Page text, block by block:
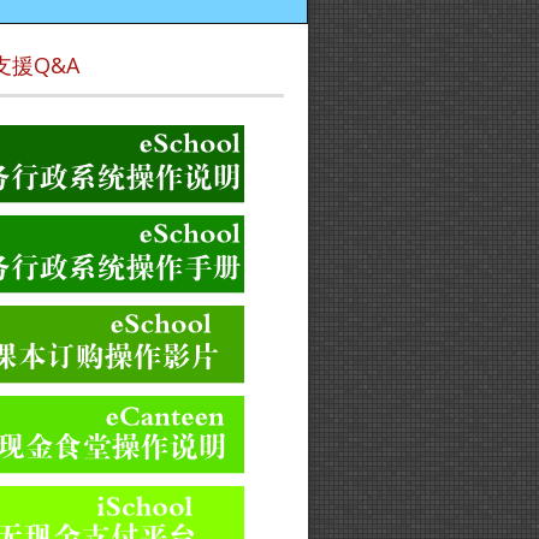
援Q&A